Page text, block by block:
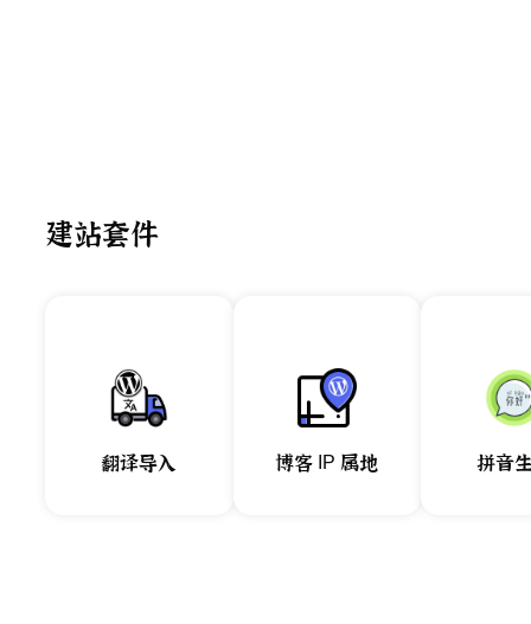
建站套件
翻译导入 博客 IP 属地 拼音